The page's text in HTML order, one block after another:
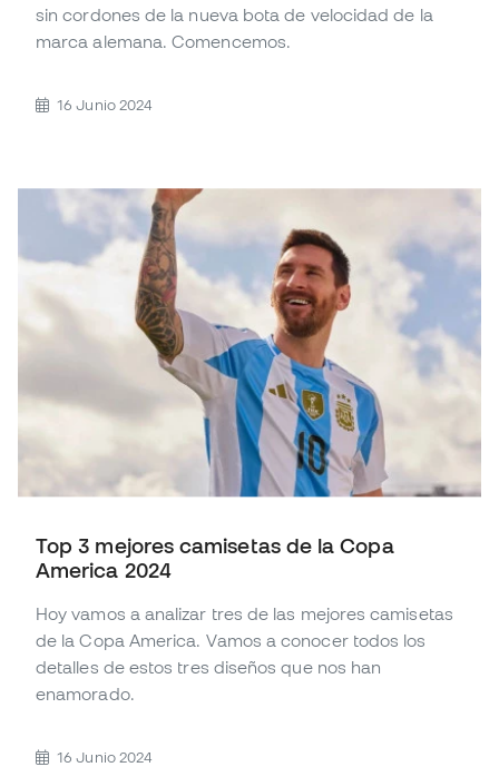
sin cordones de la nueva bota de velocidad de la
marca alemana. Comencemos.
16 Junio 2024
Top 3 mejores camisetas de la Copa
America 2024
Hoy vamos a analizar tres de las mejores camisetas
de la Copa America. Vamos a conocer todos los
detalles de estos tres diseños que nos han
enamorado.
16 Junio 2024